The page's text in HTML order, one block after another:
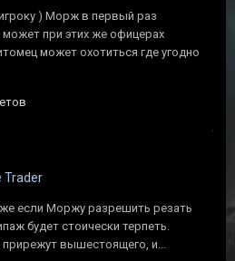
) Морж в первый раз
при этих же офицерах
может охотиться где угодно
Trader
если Моржу разрешить резать
будет стоически терпеть.
вышестоящего, и...